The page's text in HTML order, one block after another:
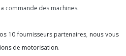
commande des machines.
10 fournisseurs partenaires, nous vous
de motorisation.